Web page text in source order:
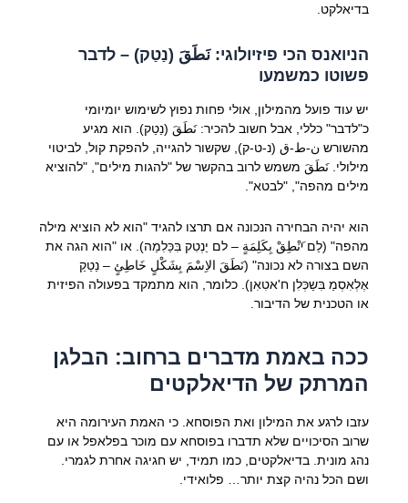
בדיאלקט.
הניואנס הכי פיזיולוגי: نَطَقَ (נַטַק) – לדבר
פשוטו כמשמעו
יש עוד פועל מהמילון, אולי פחות נפוץ לשימוש יומיומי
כ"לדבר" כללי, אבל חשוב להכיר: نَطَقَ (נַטַק). הוא מגיע
מהשורש ن-ط-ق (נ-ט-ק), שקשור להגייה, להפקת קול, לביטוי
מילולי. نَطَقَ משמש לרוב בהקשר של "להגות מילים", "להוציא
מילים מהפה", "לבטא".
הוא יהיה הבחירה הנכונה אם תרצו להגיד "הוא לא הוציא מילה
מהפה" (לַם יَنْطِقْ بِكَلِمَةٍ – לם יַנְטִק בִּכַּלִמַה). או "הוא הגה את
השם בצורה לא נכונה" (نَطَقَ الاِسْمَ بِشَكْلٍ خَاطِئٍ – נַטַקַ
אֶלְאִסְמַ בִּשַכְּלִן ח'אטִאִן). כלומר, הוא מתמקד בפעולה הפיזית
או הטכנית של הדיבור.
ככה באמת מדברים ברחוב: הבלגן
המרתק של הדיאלקטים
עזבו לרגע את המילון ואת הפוסחא. כי האמת העירומה היא
שרוב הסיכויים שלא תדברו בפוסחא עם מוכר בפלאפל או עם
נהג מונית. בדיאלקטים, כמו תמיד, יש חגיגה אחרת לגמרי.
ושם הכל נהיה קצת יותר… פלואידי.